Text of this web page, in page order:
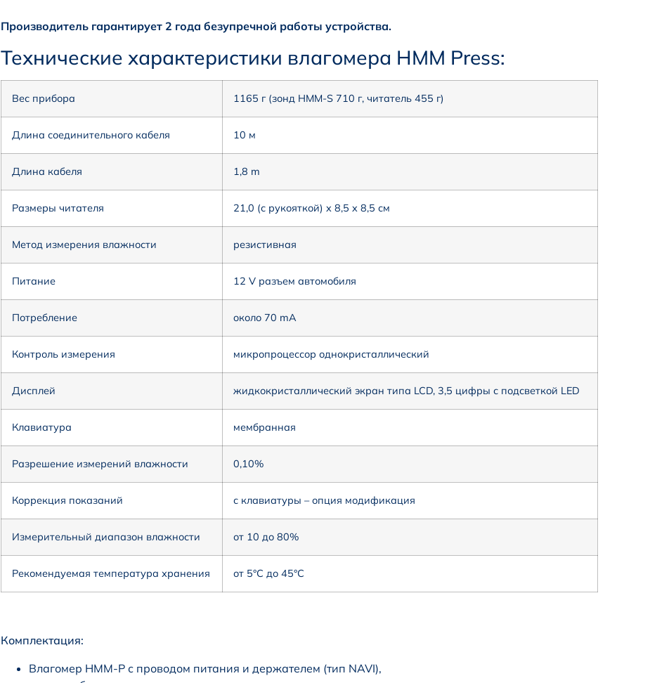
Производитель гарантирует 2 года безупречной работы устройства.
Технические характеристики влагомера HMM Press:
Вес прибора 1165 г (зонд HMM-S 710 г, читатель 455 г)
Длина соединительного кабеля 10 м
Длина кабеля 1,8 m
Размеры читателя 21,0 (с рукояткой) x 8,5 x 8,5 см
Метод измерения влажности резистивная
Питание 12 V разъем автомобиля
Потребление oколо 70 mA
Контроль измерения микропроцессор однокристаллический
Дисплей жидкокристаллический экран типа LCD, 3,5 цифры с подсветкой LED
Клавиатура мембранная
Разрешение измерений влажности 0,10%
Коррекция показаний с клавиатуры – опция модификация
Измерительный диапазон влажности от 10 до 80%
Рекомендуемая температура хранения от 5°C до 45°C
Комплектация:
Влагомер НММ-P с проводом питания и держателем (тип NAVI),